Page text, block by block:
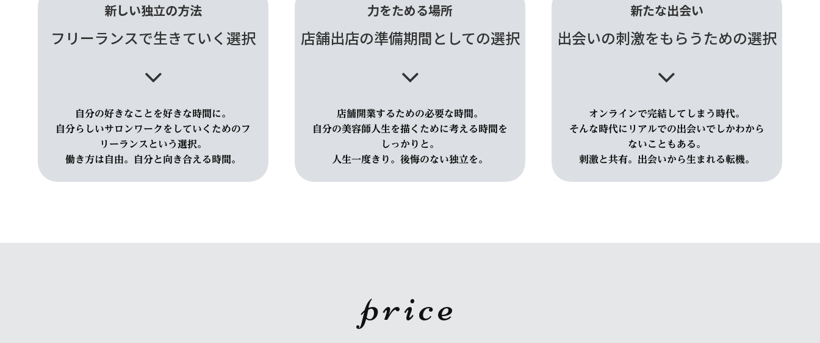
新しい独立の方法
フリーランスで生きていく選択
自分の好きなことを好きな時間に。
自分らしいサロンワークをしていくためのフ
リーランスという選択。
働き方は自由。自分と向き合える時間。
力をためる場所
店舗出店の準備期間としての選択
店舗開業するための必要な時間。
自分の美容師人生を描くために考える時間を
しっかりと。
人生一度きり。後悔のない独立を。
新たな出会い
出会いの刺激をもらうための選択
オンラインで完結してしまう時代。
そんな時代にリアルでの出会いでしかわから
ないこともある。
刺激と共有。出会いから生まれる転機。
price